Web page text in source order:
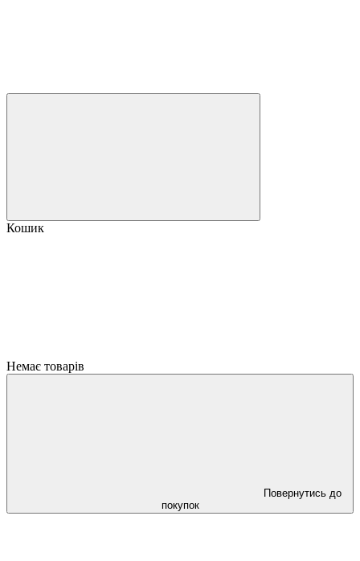
Кошик
Немає товарів
Повернутись до
покупок